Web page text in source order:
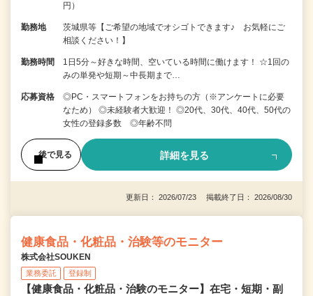
円）
勤務地
茨城県等【ご希望の地域でオシゴトできます♪ お気軽にご
相談ください！】
勤務時間
1日5分～好きな時間、空いている時間に働けます！ ☆1回の
みの単発や短期～中長期まで…
応募資格
◎PC・スマートフォンをお持ちの方（※アンケートに必要
なため） ◎未経験者大歓迎！ ◎20代、30代、40代、50代の
女性の登録多数 ◎年齢不問
後で見る 詳細を見る
更新日： 2026/07/23 掲載終了日： 2026/08/30
健康食品・化粧品・治験等のモニター
株式会社SOUKEN
業務委託 登録制
【健康食品・化粧品・治験のモニター】在宅・短期・副